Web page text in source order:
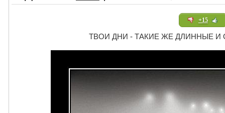
+15
ТВОИ ДНИ - ТАКИЕ ЖЕ ДЛИННЫЕ И